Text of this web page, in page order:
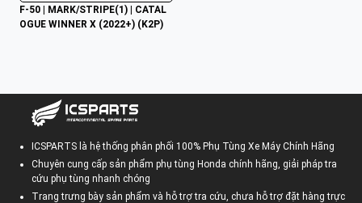
F-50 | MARK/STRIPE(1) | CATAL
OGUE WINNER X (2022+) (K2P)
ICSPARTS là hệ thống phân phối 100% Phụ Tùng Xe Máy Chính Hãng
Chuyên cung cấp sản phẩm phụ tùng Honda chính hãng, giải pháp tra
cứu phụ tùng nhanh chóng
Trang trưng bày sản phẩm và hỗ trợ tra cứu, chưa hỗ trợ đặt hàng trực